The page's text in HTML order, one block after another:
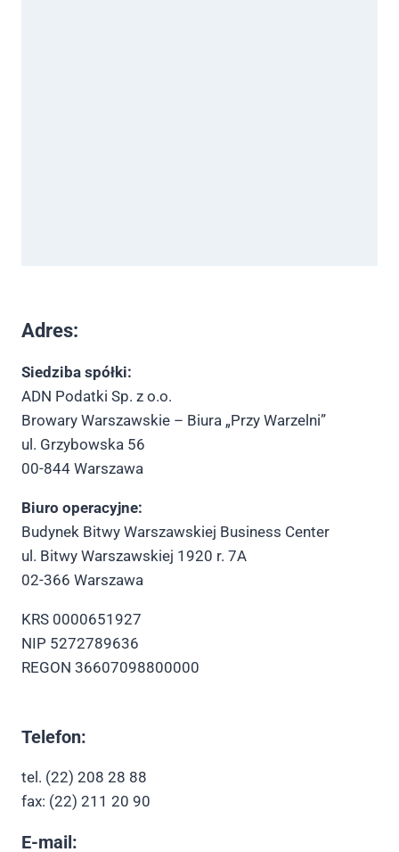
Adres:
Siedziba spółki:
ADN Podatki Sp. z o.o.
Browary Warszawskie – Biura „Przy Warzelni”
ul. Grzybowska 56
00-844 Warszawa
Biuro operacyjne:
Budynek Bitwy Warszawskiej Business Center
ul. Bitwy Warszawskiej 1920 r. 7A
02-366 Warszawa
KRS 0000651927
NIP 5272789636
REGON 36607098800000
Telefon:
tel. (22) 208 28 88
fax: (22) 211 20 90
E-mail: